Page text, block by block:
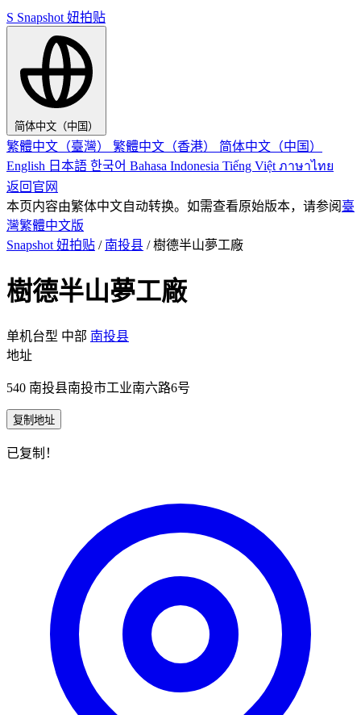
S Snapshot 妞拍贴
简体中文（中国）
繁體中文（臺灣） 繁體中文（香港） 简体中文（中国）
English 日本語 한국어 Bahasa Indonesia Tiếng Việt ภาษาไทย
返回官网
本页内容由繁体中文自动转换。如需查看原始版本，请参阅 臺
灣繁體中文版
Snapshot 妞拍贴 / 南投县 / 樹德半山夢工廠
樹德半山夢工廠
单机台型 中部 南投县
地址
540 南投县南投市工业南六路6号
复制地址
已复制！